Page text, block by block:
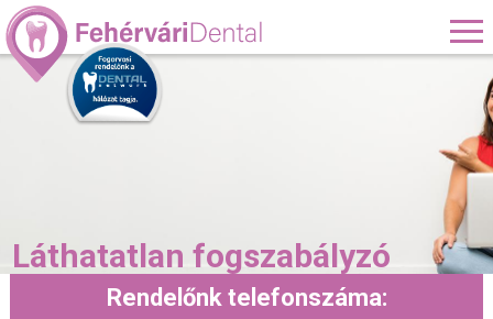
Láthatatlan fogszabályzó
Rendelőnk telefonszáma: